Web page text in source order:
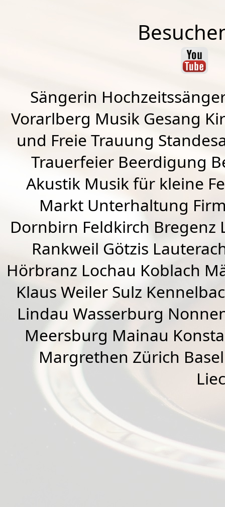
Sängerin
Vorarlberg Musik Gesang
und Freie Trauung
Trauerfeier Beerdigung
Akustik Musik für kleine
Markt Unterhaltung
Dornbirn Feldkirch Bregenz
Rankweil Götzis
Hörbranz Lochau Koblach
Klaus Weiler Sulz
Lindau Wasserburg
Meersburg Mainau
Margrethen Zürich